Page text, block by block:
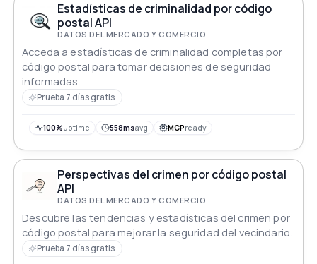
Estadísticas de criminalidad por código
postal API
DATOS DEL MERCADO Y COMERCIO
Acceda a estadísticas de criminalidad completas por
código postal para tomar decisiones de seguridad
informadas.
Prueba 7 días gratis
100%uptime 558msavg MCPready
Perspectivas del crimen por código postal
API
DATOS DEL MERCADO Y COMERCIO
Descubre las tendencias y estadísticas del crimen por
código postal para mejorar la seguridad del vecindario.
Prueba 7 días gratis